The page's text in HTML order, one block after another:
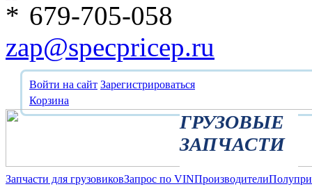
679-705-058
zap@specpricep.ru
Войти на сайт Зарегистрироваться
Корзина
ГРУЗОВЫЕ
ЗАПЧАСТИ
Запчасти для грузовиковЗапрос по VINПроизводители